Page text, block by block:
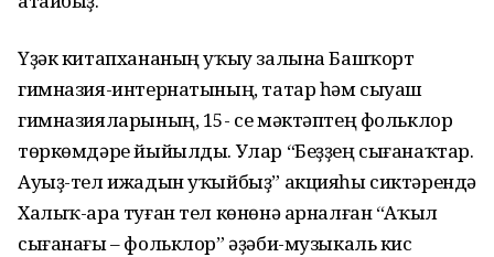
Үҙәк китапхананың уҡыу залына Башҡорт
гимназия-интернатының, татар һәм сыуаш
гимназияларының, 15- се мәктәптең фольклор
төркөмдәре йыйылды. Улар “Беҙҙең сығанаҡтар.
Ауыҙ-тел ижадын уҡыйбыҙ” акцияһы сиктәрендә
Халыҡ-ара туған тел көнөнә арналған “Аҡыл
сығанағы – фольклор” әҙәби-музыкаль кис